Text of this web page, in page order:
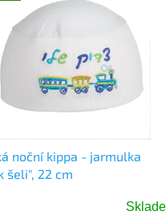
noční kippa - jarmulka
šeli", 22 cm